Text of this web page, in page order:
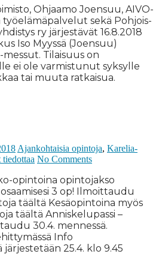
Ohjaamo Joensuu, AIVO-
työelämäpalvelut sekä Pohjois-
ry järjestävät 16.8.2018
Iso Myyssä (Joensuu)
messut. Tilaisuus on
ei ole varmistunut syksylle
tai muuta ratkaisua.
Ajankohtaisia opintoja, Karelia-
No Comments
opintoina opintojakso
3 op! Ilmoittaudu
täältä Kesäopintoina myös
täältä Anniskelupassi –
30.4. mennessä.
Info
25.4. klo 9.45